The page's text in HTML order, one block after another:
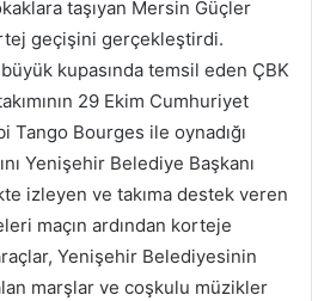
taşıyan Mersin Güçler
geçişini gerçekleştirdi.
büyük kupasında temsil eden ÇBK
29 Ekim Cumhuriyet
Tango Bourges ile oynadığı
Yenişehir Belediye Başkanı
izleyen ve takıma destek veren
maçın ardından korteje
Yenişehir Belediyesinin
marşlar ve coşkulu müzikler